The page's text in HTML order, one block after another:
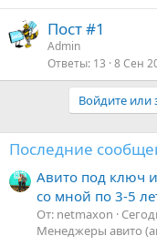
Пост #1
Admin
Ответы 13 8 Сен
Войдите или
Последние
Авито под ключ
со мной по 3-5
От: netmaxon
Менеджеры авито